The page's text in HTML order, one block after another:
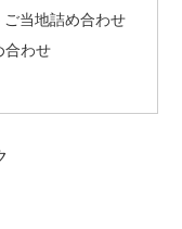
当地詰め合わせ
合わせ